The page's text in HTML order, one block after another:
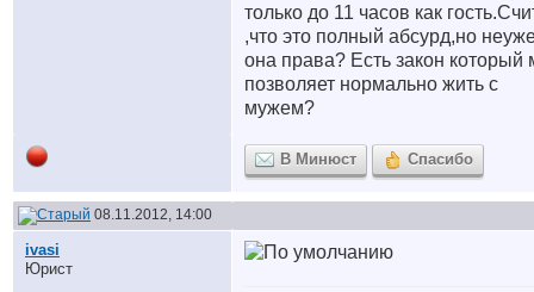
только до 11 часов как
,что это полный абсурд,но
она права? Есть закон который
позволяет нормально жить с
мужем?
В Минюст Спасибо
08.11.2012, 14:00
ivasi
Юрист